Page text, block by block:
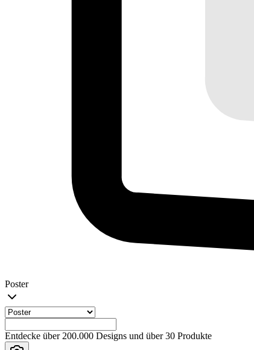
Poster
Entdecke über 200.000 Designs und über 30 Produkte